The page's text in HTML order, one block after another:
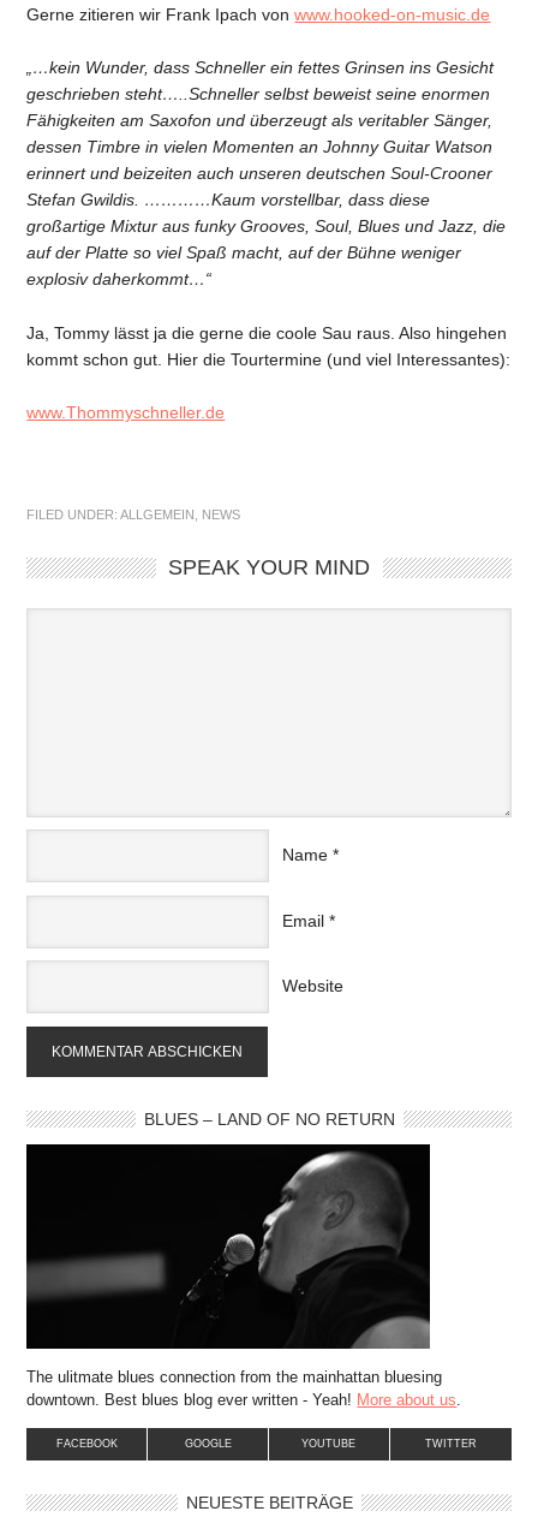
Gerne zitieren wir Frank Ipach vonwww.hooked-on-music.de
„…kein Wunder, dass Schneller ein fettes Grinsen ins Gesicht
geschrieben steht…..Schneller selbst beweist seine enormen
Fähigkeiten am Saxofon und überzeugt als veritabler Sänger,
dessen Timbre in vielen Momenten an Johnny Guitar Watson
erinnert und beizeiten auch unseren deutschen Soul-Crooner
Stefan Gwildis. …………Kaum vorstellbar, dass diese
großartige Mixtur aus funky Grooves, Soul, Blues und Jazz, die
auf der Platte so viel Spaß macht, auf der Bühne weniger
explosiv daherkommt…“
Ja, Tommy lässt ja die gerne die coole Sau raus. Also hingehen
kommt schon gut. Hier die Tourtermine (und viel Interessantes):
www.Thommyschneller.de
FILED UNDER:ALLGEMEIN , NEWS
SPEAK YOUR MIND
Name *
Email *
Website
BLUES – LAND OF NO RETURN
The ulitmate blues connection from the mainhattan bluesing
downtown. Best blues blog ever written - Yeah! More about us
FACEBOOK GOOGLE YOUTUBE TWITTER
NEUESTE BEITRÄGE